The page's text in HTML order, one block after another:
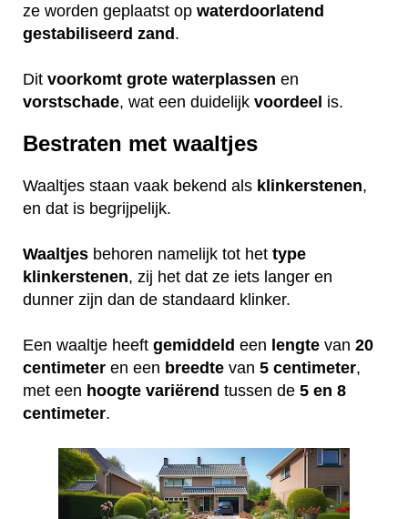
ze worden geplaatst op waterdoorlatend
gestabiliseerd zand.
Dit voorkomt grote waterplassen en
vorstschade, wat een duidelijk voordeel is.
Bestraten met waaltjes
Waaltjes staan vaak bekend als klinkerstenen,
en dat is begrijpelijk.
Waaltjes behoren namelijk tot het type
klinkerstenen, zij het dat ze iets langer en
dunner zijn dan de standaard klinker.
Een waaltje heeft gemiddeld een lengte van 20
centimeter en een breedte van 5 centimeter,
met een hoogte variërend tussen de 5 en 8
centimeter.